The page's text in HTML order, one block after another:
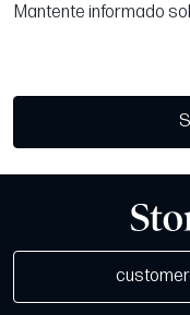
Mantente informado